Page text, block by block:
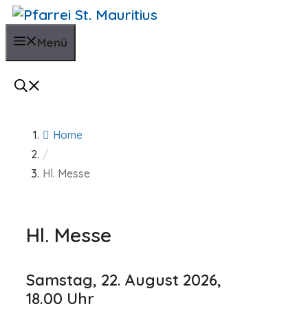
Zum
Inhalt
springen
Menü
Home
/
Hl. Messe
Hl. Messe
Samstag, 22. August 2026,
18.00 Uhr